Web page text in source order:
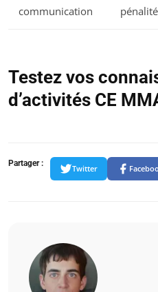
communication
Testez vos
d’activités CE
Partager :
Twitter